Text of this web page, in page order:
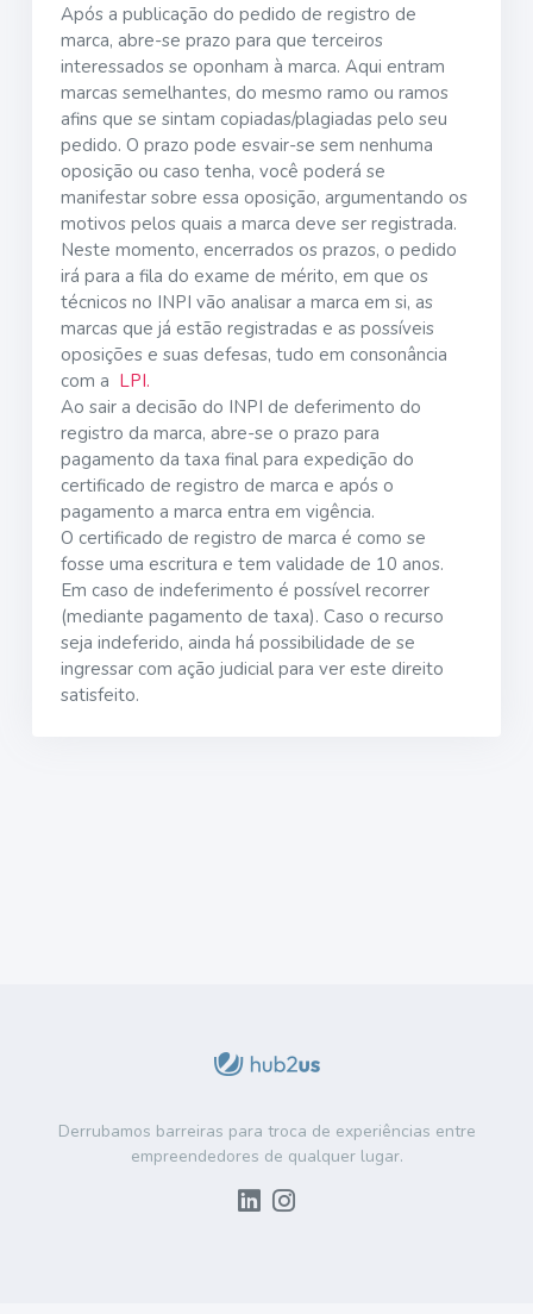
Após a publicação do pedido de registro de
marca, abre-se prazo para que terceiros
interessados se oponham à marca. Aqui entram
marcas semelhantes, do mesmo ramo ou ramos
afins que se sintam copiadas/plagiadas pelo seu
pedido. O prazo pode esvair-se sem nenhuma
oposição ou caso tenha, você poderá se
manifestar sobre essa oposição, argumentando os
motivos pelos quais a marca deve ser registrada.
Neste momento, encerrados os prazos, o pedido
irá para a fila do exame de mérito, em que os
técnicos no INPI vão analisar a marca em si, as
marcas que já estão registradas e as possíveis
oposições e suas defesas, tudo em consonância
com a LPI.
Ao sair a decisão do INPI de deferimento do
registro da marca, abre-se o prazo para
pagamento da taxa final para expedição do
certificado de registro de marca e após o
pagamento a marca entra em vigência.
O certificado de registro de marca é como se
fosse uma escritura e tem validade de 10 anos.
Em caso de indeferimento é possível recorrer
(mediante pagamento de taxa). Caso o recurso
seja indeferido, ainda há possibilidade de se
ingressar com ação judicial para ver este direito
satisfeito.
Derrubamos barreiras para troca de experiências entre
empreendedores de qualquer lugar.